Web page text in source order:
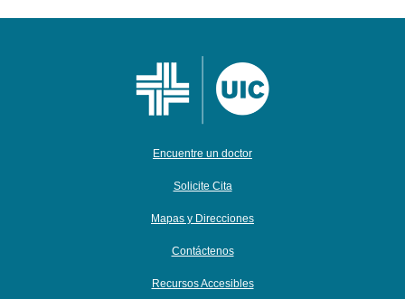
Encuentre un doctor
Solicite Cita
Mapas y Direcciones
Contáctenos
Recursos Accesibles